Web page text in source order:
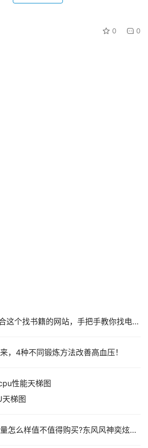
0 0
书籍的网站，手把手教你找电子书籍并下载到本地
，4种不同锻炼方法改善高血压！
性能天梯图
梯图
怎么样值不值得购买?东风风神奕炫max